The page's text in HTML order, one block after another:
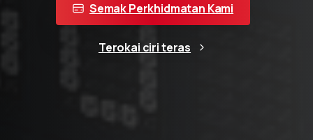
Semak Perkhidmatan Kami
Terokai ciri teras